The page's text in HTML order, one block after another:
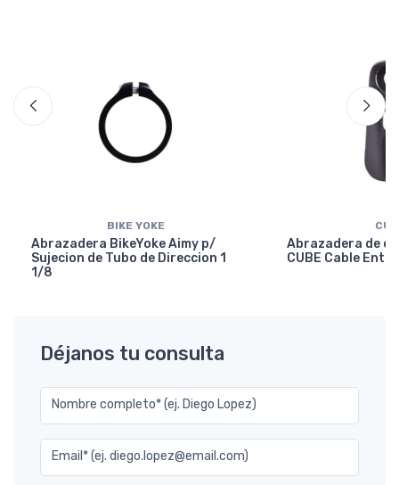
BIKE YOKE
Abrazadera BikeYoke Aimy p/
Sujecion de Tubo de Direccion 1
1/8
Abrazadera de
CUBE Cable
Déjanos tu consulta
Nombre completo* (ej. Diego Lopez)
Email* (ej. diego.lopez@email.com)